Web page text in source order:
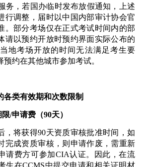
务，若国办临时发布放假通知，上述
行调整，届时以中国内部审计协会官
。部分考场仅在正式考试时间内的部
请以预约开放时预约界面实际公布的
地考场开放的时间无法满足考生要
约在其他城市参加考试。
各类有效期和次数限制
/申请费（90天）
，将获得90天资质审核批准时间，如
完成资质审核，则申请作废，需重新
请费方可参加CIA认证。因此，在流
生在CCMS中提交申请和相关证明材